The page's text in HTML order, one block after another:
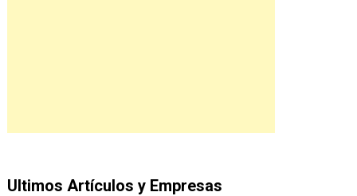
Ultimos Artículos y Empresas